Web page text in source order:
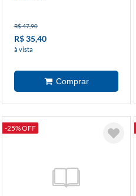
R$ 47,90
R$ 35,40
à vista
-25% OFF